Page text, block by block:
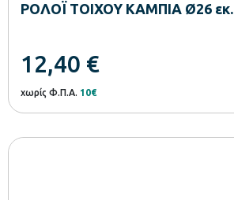
ΡΟΛΟΪ ΤΟΙΧΟΥ ΚΑΜΠΙΑ Ø26 εκ.
12,40 €
χωρίς Φ.Π.Α. 10€